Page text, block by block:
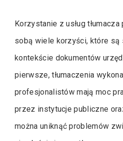
Korzystanie z usług
sobą wiele korzyści, które
kontekście dokumentów
pierwsze, tłumaczenia
profesjonalistów mają moc
przez instytucje publiczne
można uniknąć problemów